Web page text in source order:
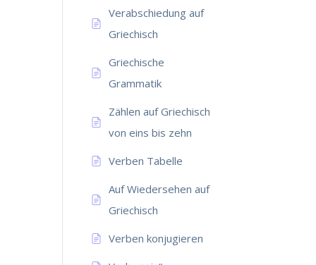
Verabschiedung auf
Griechisch
Griechische
Grammatik
Zählen auf Griechisch
von eins bis zehn
Verben Tabelle
Auf Wiedersehen auf
Griechisch
Verben konjugieren